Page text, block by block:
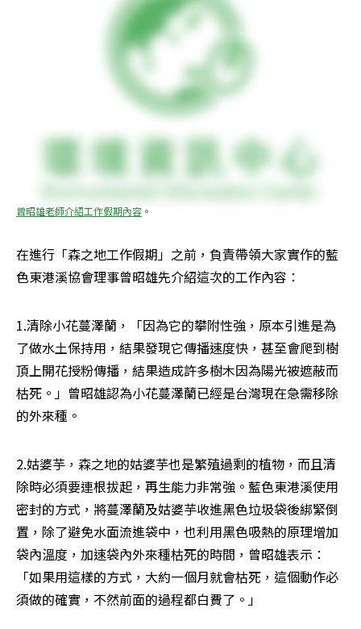
曾昭雄老師介紹工作假期內容 。
在進行「森之地工作假期」之前，負責帶領大家實作的藍
色東港溪協會理事曾昭雄先介紹這次的工作內容：
1.清除小花蔓澤蘭，「因為它的攀附性強，原本引進是為
了做水土保持用，結果發現它傳播速度快，甚至會爬到樹
頂上開花授粉傳播，結果造成許多樹木因為陽光被遮蔽而
枯死。」曾昭雄認為小花蔓澤蘭已經是台灣現在急需移除
的外來種。
2.姑婆芋，森之地的姑婆芋也是繁殖過剩的植物，而且清
除時必須要連根拔起，再生能力非常強。藍色東港溪使用
密封的方式，將蔓澤蘭及姑婆芋收進黑色垃圾袋後綁緊倒
置，除了避免水面流進袋中，也利用黑色吸熱的原理增加
袋內溫度，加速袋內外來種枯死的時間，曾昭雄表示：
「如果用這樣的方式，大約一個月就會枯死，這個動作必
須做的確實，不然前面的過程都白費了。」